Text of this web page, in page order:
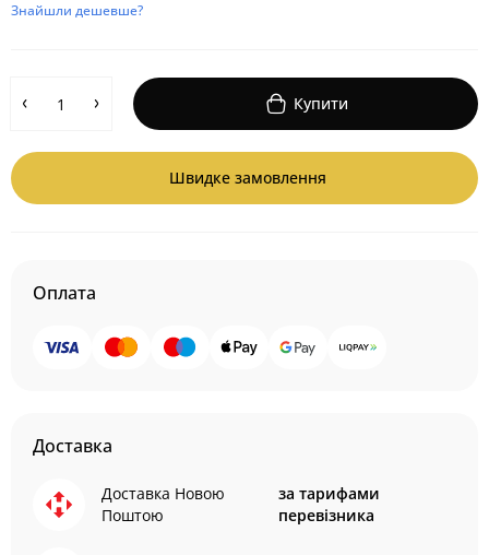
Знайшли дешевше?
Купити
Швидке замовлення
Оплата
Доставка
Доставка Новою
Поштою
за тарифами
перевізника